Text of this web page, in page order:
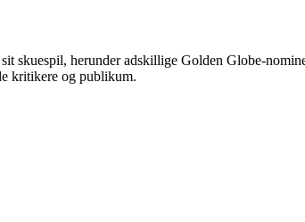
skuespil, herunder adskillige Golden Globe-
kritikere og publikum.